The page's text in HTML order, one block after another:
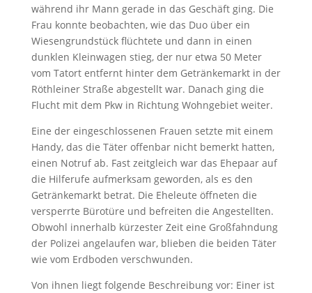
während ihr Mann gerade in das Geschäft ging. Die
Frau konnte beobachten, wie das Duo über ein
Wiesengrundstück flüchtete und dann in einen
dunklen Kleinwagen stieg, der nur etwa 50 Meter
vom Tatort entfernt hinter dem Getränkemarkt in der
Röthleiner Straße abgestellt war. Danach ging die
Flucht mit dem Pkw in Richtung Wohngebiet weiter.
Eine der eingeschlossenen Frauen setzte mit einem
Handy, das die Täter offenbar nicht bemerkt hatten,
einen Notruf ab. Fast zeitgleich war das Ehepaar auf
die Hilferufe aufmerksam geworden, als es den
Getränkemarkt betrat. Die Eheleute öffneten die
versperrte Bürotüre und befreiten die Angestellten.
Obwohl innerhalb kürzester Zeit eine Großfahndung
der Polizei angelaufen war, blieben die beiden Täter
wie vom Erdboden verschwunden.
Von ihnen liegt folgende Beschreibung vor: Einer ist